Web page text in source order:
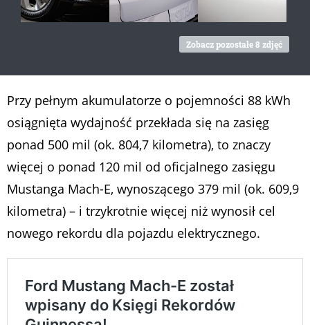
Zobacz pozostałe 8 zdjęć
Przy pełnym akumulatorze o pojemności 88 kWh
osiągnięta wydajność przekłada się na zasięg
ponad 500 mil (ok. 804,7 kilometra), to znaczy
więcej o ponad 120 mil od oficjalnego zasięgu
Mustanga Mach-E, wynoszącego 379 mil (ok. 609,9
kilometra) – i trzykrotnie więcej niż wynosił cel
nowego rekordu dla pojazdu elektrycznego.